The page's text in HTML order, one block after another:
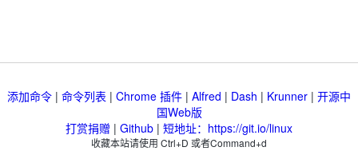
添加命令 | 命令列表 | Chrome 插件 | Alfred | Dash | Krunner | 开源中
国Web版
打赏捐赠 | Github | 短地址：https://git.io/linux
收藏本站请使用 Ctrl+D 或者Command+d